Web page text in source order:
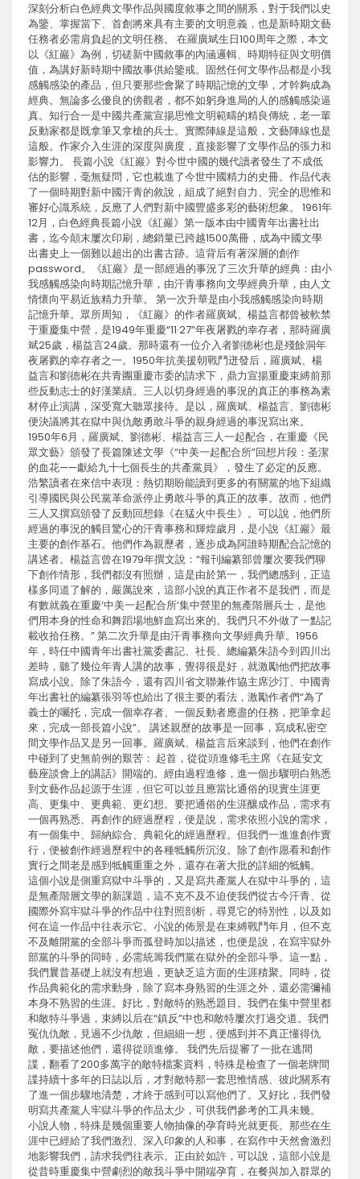
深刻分析白色經典文學作品與國度敘事之間的關系，對于我們以史
為鑒、掌握當下、首創將來具有主要的文明意義，也是新時期文藝
任務者必需肩負起的文明任務。 在羅廣斌生日100周年之際，本文
以《紅巖》為例，切磋新中國敘事的內涵邏輯、時期特征與文明價
值，為講好新時期中國故事供給鑒戒。固然任何文學作品都是小我
感觸感染的產品，但只要那些會聚了時期記憶的文學，才幹夠成為
經典。無論多么優良的傍觀者，都不如躬身進局的人的感觸感染逼
真。知行合一是中國共產黨宣揚思惟文明範疇的精良傳統，老一輩
反動家都是既拿筆又拿槍的兵士。實際陣線是這般，文藝陣線也是
這般。作家介入生涯的深度與廣度，直接影響了文學作品的張力和
影響力。 長篇小說《紅巖》對今世中國的幾代讀者發生了不成低
估的影響，毫無疑問，它也載進了今世中國精力的史冊。作品代表
了一個時期對新中國汗青的敘說，組成了絕對自力、完全的思惟和
審好心識系統，反應了人們對新中國豐盛多彩的藝術想象。 1961年
12月，白色經典長篇小說《紅巖》第一版本由中國青年出書社出
書，迄今顛末屢次印刷，總銷量已跨越1500萬冊，成為中國文學
出書史上一個難以超出的出書古跡。這背后有著深層的創作
password。《紅巖》是一部經過的事況了三次升華的經典：由小
我感觸感染向時期記憶升華，由汗青事務向文學經典升華，由人文
情懷向平易近族精力升華。 第一次升華是由小我感觸感染向時期
記憶升華。眾所周知，《紅巖》的作者羅廣斌、楊益言都曾被軟禁
于重慶集中營，是1949年重慶“11·27”年夜屠戮的幸存者，那時羅廣
斌25歲，楊益言24歲。那時還有一位介入者劉德彬也是殘餘洞年
夜屠戮的幸存者之一。1950年抗美援朝戰鬥迸發后，羅廣斌、楊
益言和劉德彬在共青團重慶市委的請求下，鼎力宣揚重慶束縛前那
些反動志士的好漢業績。三人以切身經過的事況的真正的事務為素
材停止演講，深受寬大聽眾接待。是以，羅廣斌、楊益言、劉德彬
便決議將其在獄中與仇敵勇敢斗爭的親身經過的事況寫出來。
1950年6月，羅廣斌、劉德彬、楊益言三人一起配合，在重慶《民
眾文藝》頒發了長篇陳述文學《“中美一起配合所”回想片段：圣潔
的血花——獻給九十七個長生的共產黨員》，發生了必定的反應。
浩繁讀者在來信中表現：熱切期盼能讀到更多的有關黨的地下組織
引導國民與公民黨革命派停止勇敢斗爭的真正的故事。故而，他們
三人又撰寫頒發了反動回想錄《在猛火中長生》。可以說，他們所
經過的事況的觸目驚心的汗青事務和輝煌歲月，是小說《紅巖》最
主要的創作基石。他們作為親歷者，逐步成為阿誰時期配合記憶的
講述者。楊益言曾在1979年撰文說：“報刊編纂部曾屢次要我們聊
下創作情形，我們都沒有照辦，這是由於第一，我們總感到，正這
樣多同道了解的，嚴厲說來，這部小說的真正作者不是我們，而是
有數就義在重慶‘中美一起配合所’集中營里的無產階層兵士，是他
們用本身的性命和舞蹈場地鮮血寫出來的。我們只不外做了一點記
載收拾任務。” 第二次升華是由汗青事務向文學經典升華。1956
年，時任中國青年出書社黨委書記、社長、總編纂朱語今到四川出
差時，聽了幾位年青人講的故事，覺得很是好，就激勵他們把故事
寫成小說。除了朱語今，還有四川省文聯兼作協主席沙汀、中國青
年出書社的編纂張羽等也給出了很主要的看法，激勵作者們“為了
義士的囑托，完成一個幸存者、一個反動者應盡的任務，把筆拿起
來，完成一部長篇小說”。 講述親歷的故事是一回事，寫成私密空
間文學作品又是另一回事。羅廣斌、楊益言后來談到，他們在創作
中碰到了史無前例的艱苦： 起首，從從頭進修毛主席《在延安文
藝座談會上的講話》開端的。經由過程進修，進一個步驟明白熟悉
到文藝作品起源于生涯，但它可以並且應當比通俗的現實生涯更
高、更集中、更典範、更幻想。要把通俗的生涯釀成作品，需求有
一個再熟悉、再創作的經過歷程，便是說，需求依照小說的需求，
有一個集中、歸納綜合、典範化的經過歷程。但我們一進進創作實
行，便被創作經過歷程中的各種牴觸所沉沒。除了創作愿看和創作
實行之間老是感到牴觸重重之外，還存在著大批的詳細的牴觸。
這個小說是側重寫獄中斗爭的，又是寫共產黨人在獄中斗爭的，這
是無產階層文學的新課題，這不克不及不迫使我們從古今汗青、從
國際外寫牢獄斗爭的作品中往對照剖析，尋覓它的特別性，以及如
何在這一作品中往表示它。小說的佈景是在束縛戰鬥年月，但不克
不及離開黨的全部斗爭而孤登時加以描述，也便是說，在寫牢獄外
部黨的斗爭的同時，必需統籌我們黨在獄外的全部斗爭。這一點，
我們曩昔基礎上就沒有想過，更缺乏這方面的生涯積聚。同時，從
作品典範化的需求動身，除了寫本身熟習的生涯之外，還必需彌補
本身不熟習的生涯。好比，對敵特的熟悉題目。我們在集中營里都
和敵特斗爭過，束縛以后在“鎮反”中也和敵特屢次打過交道。我們
冤仇仇敵，見過不少仇敵，但細細一想，便感到并不真正懂得仇
敵，要描述他們，還得從頭進修。 我們先后提審了一批在逃間
諜，翻看了200多萬字的敵特檔案資料，特殊是檢查了一個老牌間
諜持續十多年的日誌以后，才對敵特那一套思惟情感、彼此關系有
了進一個步驟地清楚，才終于感到可以寫他們了。又好比，我們發
明寫共產黨人牢獄斗爭的作品太少，可供我們參考的工具未幾。
小說人物，特殊是幾個重要人物抽像的孕育時光就更長。那些在生
涯中已經給了我們激烈、深入印象的人和事，在寫作中天然會激烈
地影響我們，請求我們往表示。正由於如許，可以說，這部小說是
從昔時重慶集中營劇烈的敵我斗爭中開端孕育，在餐與加入群眾的